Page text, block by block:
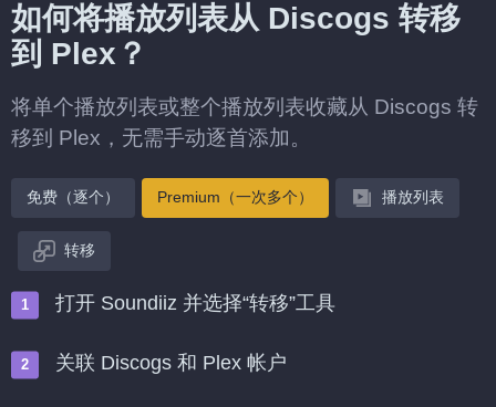
如何将播放列表从 Discogs 转移
到 Plex？
将单个播放列表或整个播放列表收藏从 Discogs 转
移到 Plex，无需手动逐首添加。
免费（逐个） Premium（一次多个） 播放列表
转移
打开 Soundiiz 并选择“转移”工具
关联 Discogs 和 Plex 帐户